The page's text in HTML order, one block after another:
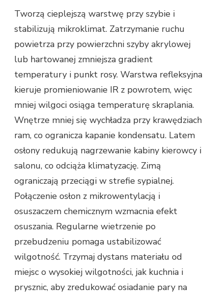
Tworzą cieplejszą warstwę przy szybie i
stabilizują mikroklimat. Zatrzymanie ruchu
powietrza przy powierzchni szyby akrylowej
lub hartowanej zmniejsza gradient
temperatury i punkt rosy. Warstwa refleksyjna
kieruje promieniowanie IR z powrotem, więc
mniej wilgoci osiąga temperaturę skraplania.
Wnętrze mniej się wychładza przy krawędziach
ram, co ogranicza kapanie kondensatu. Latem
osłony redukują nagrzewanie kabiny kierowcy i
salonu, co odciąża klimatyzację. Zimą
ograniczają przeciągi w strefie sypialnej.
Połączenie osłon z mikrowentylacją i
osuszaczem chemicznym wzmacnia efekt
osuszania. Regularne wietrzenie po
przebudzeniu pomaga ustabilizować
wilgotność. Trzymaj dystans materiału od
miejsc o wysokiej wilgotności, jak kuchnia i
prysznic, aby zredukować osiadanie pary na